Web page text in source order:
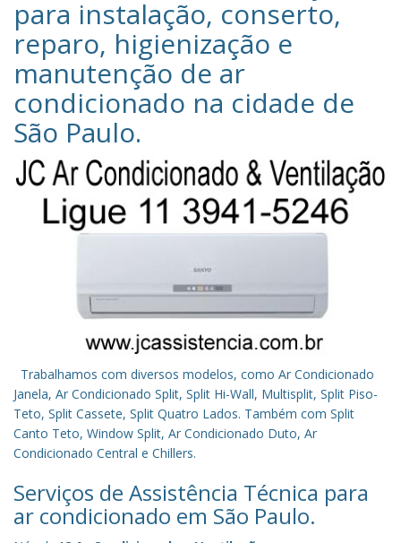
para instalação, conserto,
reparo, higienização e
manutenção de ar
condicionado na cidade de
São Paulo.
Trabalhamos com diversos modelos, como Ar Condicionado
Janela, Ar Condicionado Split, Split Hi-Wall, Multisplit, Split Piso-
Teto, Split Cassete, Split Quatro Lados. Também com Split
Canto Teto, Window Split, Ar Condicionado Duto, Ar
Condicionado Central e Chillers.
Serviços de Assistência Técnica para
ar condicionado em São Paulo.